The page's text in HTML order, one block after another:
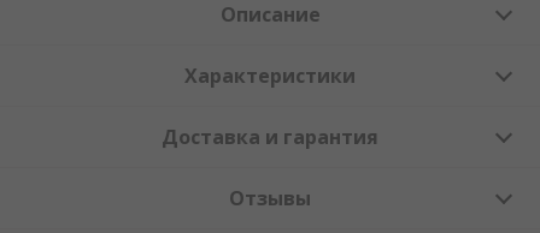
Описание
Характеристики
Доставка и гарантия
Отзывы